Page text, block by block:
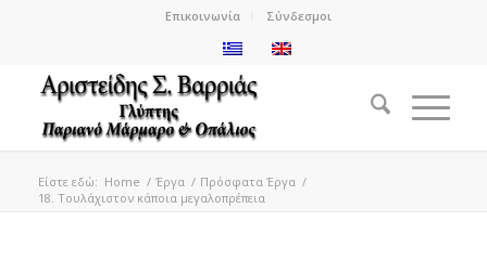
Επικοινωνία Σύνδεσμοι
Είστε εδώ: Home / Έργα / Πρόσφατα Έργα /
18. Τουλάχιστον κάποια μεγαλοπρέπεια